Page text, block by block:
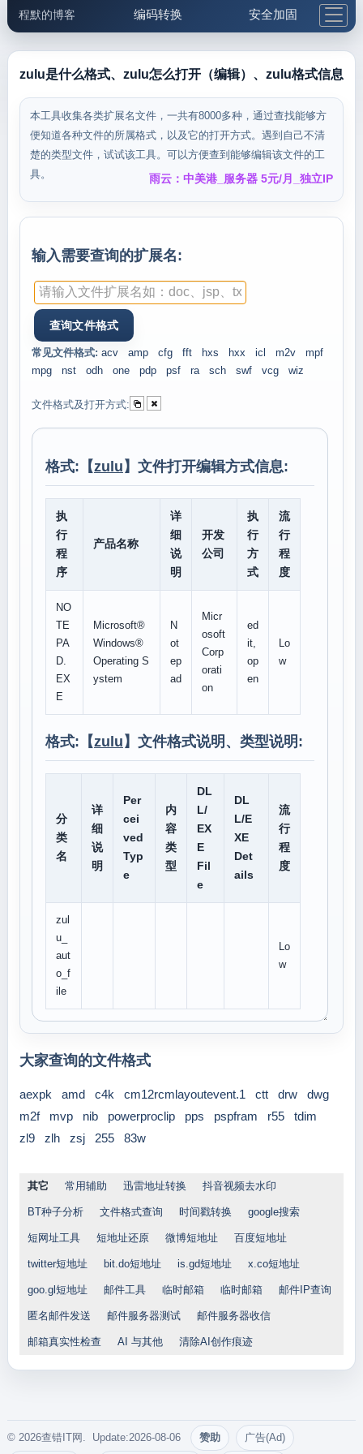
程默的博客 编码转换 安全加固
邮件工具 生活便民 更多工具
5.1支付宝大红包
zulu是什么格式、zulu怎么打开（编辑）、zulu格式信息
本工具收集各类扩展名文件，一共有8000多种，通过查找能够方
便知道各种文件的所属格式，以及它的打开方式。遇到自己不清
楚的类型文件，试试该工具。可以方便查到能够编辑该文件的工
具。
雨云：中美港_服务器 5元/月_独立IP
输入需要查询的扩展名:
常见文件格式: acv amp cfg fft hxs hxx icl m2v
mpf
mpg
nst odh one pdp psf ra sch swf vcg wiz
文件格式及打开方式:
格式:【zulu 】文件打开编辑方式信息:
执
行
程
序
产品名称
详
细
说
明
开发
公司
执
行
方
式
流
行
程
度
NO
TE
PA
D.
EX
E
Microsoft®
Windows®
Operating S
ystem
N
ot
ep
ad
Micr
osoft
Corp
orati
on
ed
it,
op
en
Lo
w
格式:【zulu 】文件格式说明、类型说明:
分
类
名
详
细
说
明
Per
cei
ved
Typ
e
内
容
类
型
DL
L/
EX
E
Fil
e
DL
L/E
XE
Det
ails
流
行
程
度
zul
u_
aut
o_f
ile
Lo
w
大家查询的文件格式
aexpk amd c4k cm12rcmlayoutevent.1 ctt drw
dwg
m2f
mvp nib powerproclip pps pspfram r55
tdim
zl9
zlh zsj 255 83w
其它 常用辅助 迅雷地址转换 抖音视频去水印
BT种子分析 文件格式查询 时间戳转换 google搜索
短网址工具 短地址还原 微博短地址 百度短地址
twitter短地址 bit.do短地址 is.gd短地址 x.co短地址
goo.gl短地址 邮件工具 临时邮箱 临时邮箱 邮件IP查询
匿名邮件发送 邮件服务器测试 邮件服务器收信
邮箱真实性检查 AI 与其他 清除AI创作痕迹
© 2026查错IT网. Update:2026-08-06 赞助 广告(Ad)